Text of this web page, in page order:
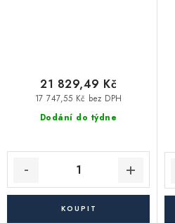
Dodání do týdne
17 747,55 Kč bez DPH
21 829,49 Kč